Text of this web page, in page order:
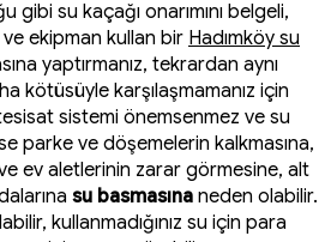
gibi su kaçağı onarımını belgeli,
ekipman kullan bir Hadımköy su
yaptırmanız, tekrardan aynı
kötüsüyle karşılaşmamanız için
sistemi önemsenmez ve su
parke ve döşemelerin kalkmasına,
ev aletlerinin zarar görmesine, alt
su basmasınaneden olabilir.
kullanmadığınız su için para